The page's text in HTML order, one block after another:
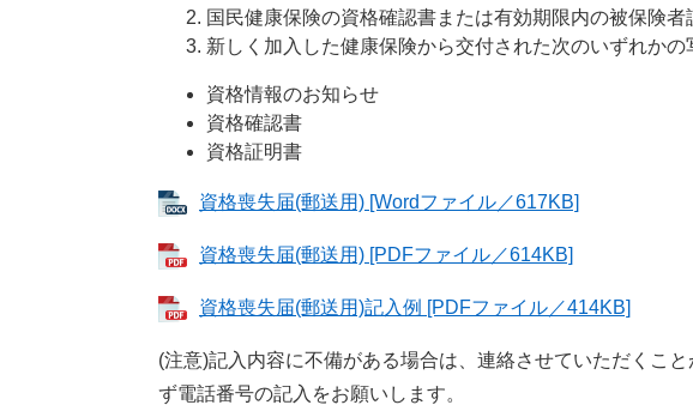
国民健康保険の資格確認書または有効期限内の被保険者
新しく加入した健康保険から交付された次のいずれかの
資格情報のお知らせ
資格確認書
資格証明書
資格喪失届(郵送用) [Wordファイル／617KB]
資格喪失届(郵送用) [PDFファイル／614KB]
資格喪失届(郵送用)記入例 [PDFファイル／414KB]
(注意)記入内容に不備がある場合は、連絡させていただくこ
ず電話番号の記入をお願いします。